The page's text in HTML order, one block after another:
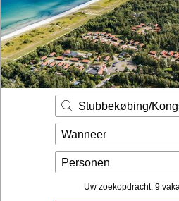
Kontakt
Stubbekøbing/
Wanneer
Personen
Uw zoekopdracht: 9